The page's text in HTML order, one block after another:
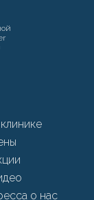
о нас